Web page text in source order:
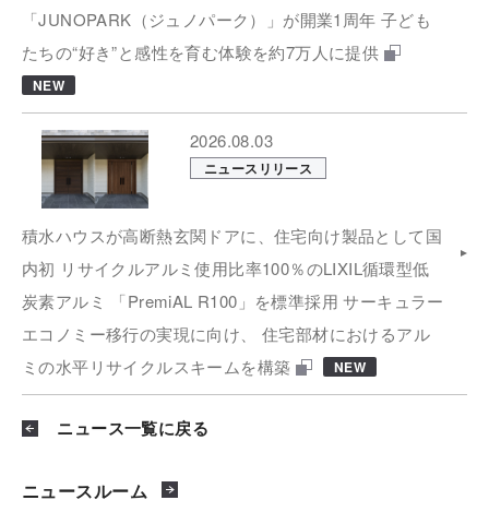
「JUNOPARK（ジュノパーク）」が開業1周年 子ども
たちの“好き”と感性を育む体験を約7万人に提供
NEW
2026.08.03
ニュースリリース
積水ハウスが高断熱玄関ドアに、住宅向け製品として国
内初 リサイクルアルミ使用比率100％のLIXIL循環型低
炭素アルミ 「PremiAL R100」を標準採用 サーキュラー
エコノミー移行の実現に向け、 住宅部材におけるアル
ミの水平リサイクルスキームを構築
NEW
ニュース一覧に戻る
ニュースルーム